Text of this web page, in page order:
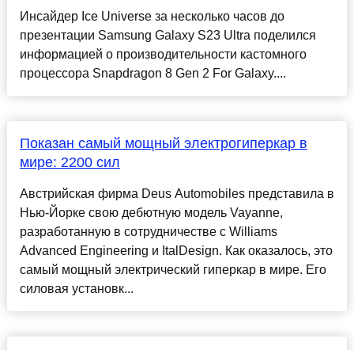
Инсайдер Ice Universe за несколько часов до
презентации Samsung Galaxy S23 Ultra поделился
информацией о производительности кастомного
процессора Snapdragon 8 Gen 2 For Galaxy....
Показан самый мощный электрогиперкар в
мире: 2200 сил
Австрийская фирма Deus Automobiles представила в
Нью-Йорке свою дебютную модель Vayanne,
разработанную в сотрудничестве с Williams
Advanced Engineering и ItalDesign. Как оказалось, это
самый мощный электрический гиперкар в мире. Его
силовая установк...